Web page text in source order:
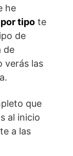
he
tipo te
de
de
verás las
que
al inicio
a las